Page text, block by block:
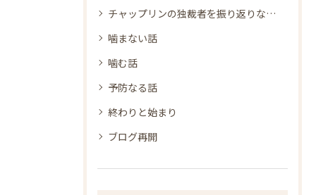
チャップリンの独裁者を振り返りながら
噛まない話
噛む話
予防なる話
終わりと始まり
ブログ再開